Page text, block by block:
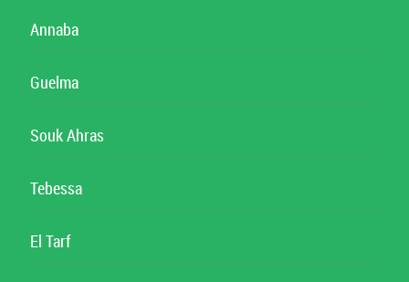
Annaba
Guelma
Souk Ahras
Tebessa
El Tarf